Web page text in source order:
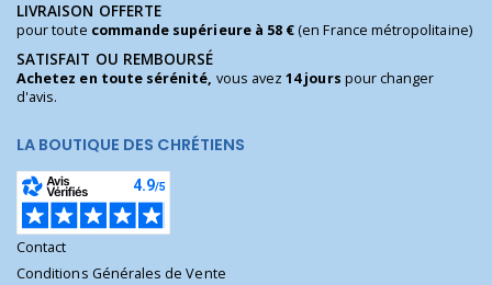
LIVRAISON OFFERTE
pour toute commande supérieure à 58 €(en France métropolitaine)
SATISFAIT OU REMBOURSÉ
Achetez en toute sérénité, vous avez14 jours pour changer
d'avis.
LA BOUTIQUE DES CHRÉTIENS
Contact
Conditions Générales de Vente